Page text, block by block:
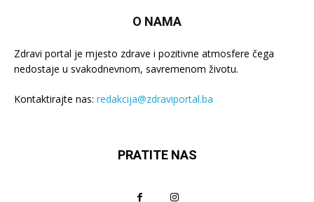
O NAMA
Zdravi portal je mjesto zdrave i pozitivne atmosfere čega
nedostaje u svakodnevnom, savremenom životu.
Kontaktirajte nas: redakcija@zdraviportal.ba
PRATITE NAS